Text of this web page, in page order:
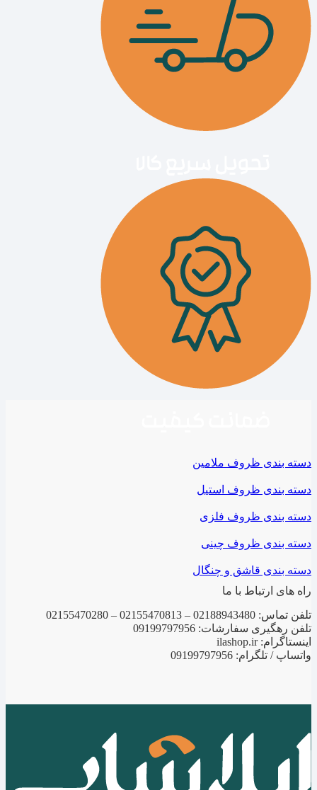
دسته بندی ظروف ملامین
دسته بندی ظروف استیل
دسته بندی ظروف فلزی
دسته بندی ظروف چینی
دسته بندی قاشق و چنگال
راه های ارتباط با ما
تلفن تماس: 02188943480 – 02155470813 – 02155470280
تلفن رهگیری سفارشات: 09199797956
اینستاگرام: ilashop.ir
واتساپ / تلگرام: 09199797956